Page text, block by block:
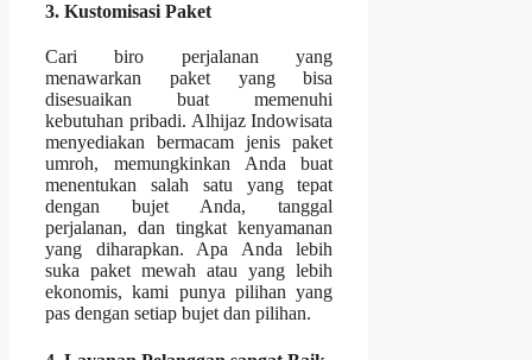
3. Kustomisasi Paket
Cari biro perjalanan yang
menawarkan paket yang bisa
disesuaikan buat memenuhi
kebutuhan pribadi. Alhijaz Indowisata
menyediakan bermacam jenis paket
umroh, memungkinkan Anda buat
menentukan salah satu yang tepat
dengan bujet Anda, tanggal
perjalanan, dan tingkat kenyamanan
yang diharapkan. Apa Anda lebih
suka paket mewah atau yang lebih
ekonomis, kami punya pilihan yang
pas dengan setiap bujet dan pilihan.